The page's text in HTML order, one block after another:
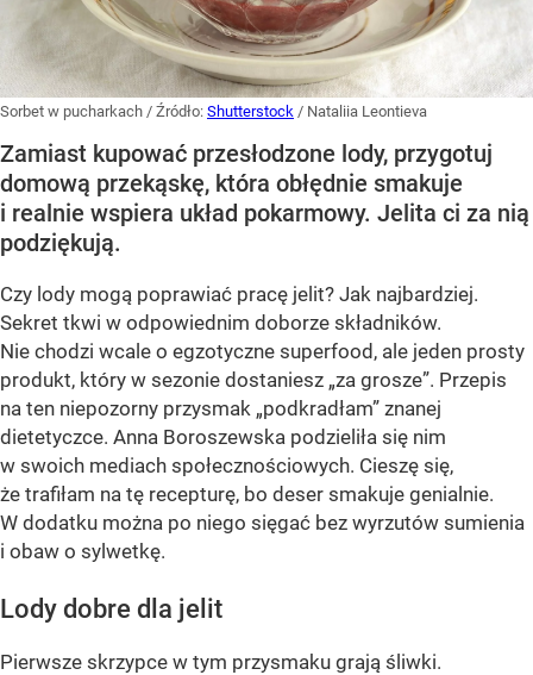
Sorbet w pucharkach / Źródło: Shutterstock / Nataliia Leontieva
Zamiast kupować przesłodzone lody, przygotuj
domową przekąskę, która obłędnie smakuje
i realnie wspiera układ pokarmowy. Jelita ci za nią
podziękują.
Czy lody mogą poprawiać pracę jelit? Jak najbardziej.
Sekret tkwi w odpowiednim doborze składników.
Nie chodzi wcale o egzotyczne superfood, ale jeden prosty
produkt, który w sezonie dostaniesz „za grosze”. Przepis
na ten niepozorny przysmak „podkradłam” znanej
dietetyczce. Anna Boroszewska podzieliła się nim
w swoich mediach społecznościowych. Cieszę się,
że trafiłam na tę recepturę, bo deser smakuje genialnie.
W dodatku można po niego sięgać bez wyrzutów sumienia
i obaw o sylwetkę.
Lody dobre dla jelit
Pierwsze skrzypce w tym przysmaku grają śliwki.